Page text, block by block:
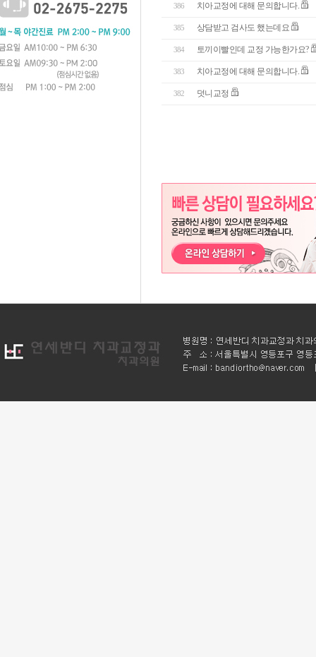
386 치아교정에 대해 문의합니다.
385 상담받고 검사도 했는데요
384 토끼이빨인데 교정 가능한가요?
383 치아교정에 대해 문의합니다.
382 덧니교정